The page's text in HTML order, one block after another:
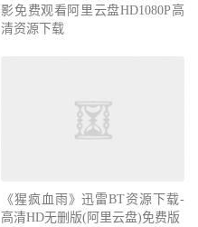
影免费观看阿里云盘HD1080P高
清资源下载
《猩疯血雨》迅雷BT资源下载-
高清HD无删版(阿里云盘)免费版